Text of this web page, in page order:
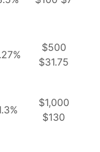
$500
$31.75
$1,000
$130